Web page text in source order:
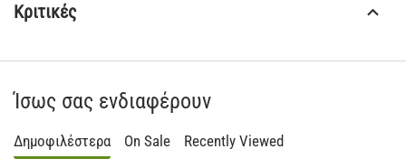
Κριτικές
Ίσως σας ενδιαφέρουν
Δημοφιλέστερα On Sale Recently Viewed